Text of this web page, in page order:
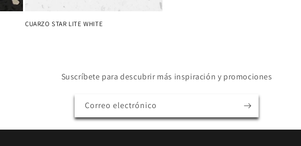
CUARZO STAR LITE WHITE
Suscríbete para descubrir más inspiración y promociones
Correo electrónico